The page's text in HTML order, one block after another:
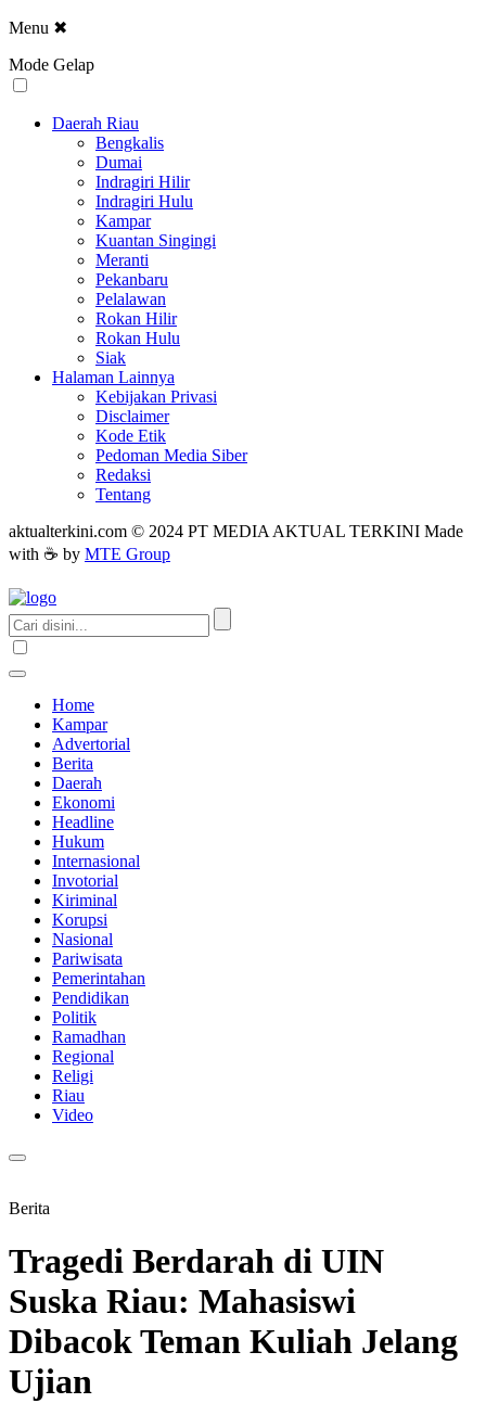
Menu ✖
Mode Gelap
Daerah Riau
Bengkalis
Dumai
Indragiri Hilir
Indragiri Hulu
Kampar
Kuantan Singingi
Meranti
Pekanbaru
Pelalawan
Rokan Hilir
Rokan Hulu
Siak
Halaman Lainnya
Kebijakan Privasi
Disclaimer
Kode Etik
Pedoman Media Siber
Redaksi
Tentang
aktualterkini.com © 2024 PT MEDIA AKTUAL TERKINI Made
with ☕ by MTE Group
Home
Kampar
Advertorial
Berita
Daerah
Ekonomi
Headline
Hukum
Internasional
Invotorial
Kiriminal
Korupsi
Nasional
Pariwisata
Pemerintahan
Pendidikan
Politik
Ramadhan
Regional
Religi
Riau
Video
Berita
Tragedi Berdarah di UIN
Suska Riau: Mahasiswi
Dibacok Teman Kuliah Jelang
Ujian